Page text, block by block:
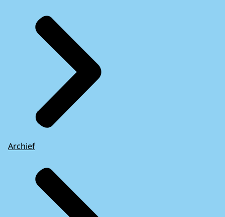
Archief